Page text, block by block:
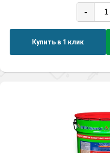
-
Купить в 1 клик